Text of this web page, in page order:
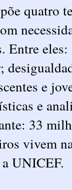
quatro
Entre
e
e
33
vivem
UNICEF.